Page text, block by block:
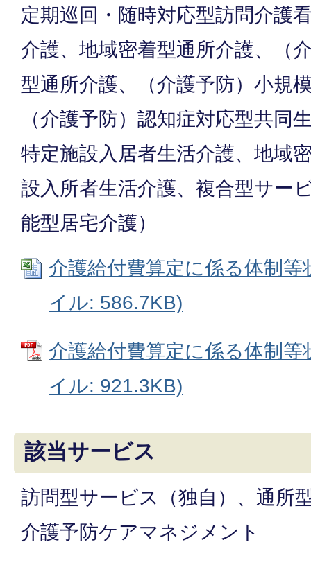
定期巡回・随時対応型訪問介護
介護、地域密着型通所介護、（
型通所介護、（介護予防）小規
（介護予防）認知症対応型共同
特定施設入居者生活介護、地域
設入所者生活介護、複合型サー
能型居宅介護）
介護給付費算定に係る体制
イル: 586.7KB)
介護給付費算定に係る体制
イル: 921.3KB)
該当サービス
訪問型サービス（独自）、通所
介護予防ケアマネジメント